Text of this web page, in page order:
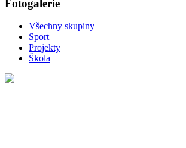
Fotogalerie
Všechny skupiny
Sport
Projekty
Škola